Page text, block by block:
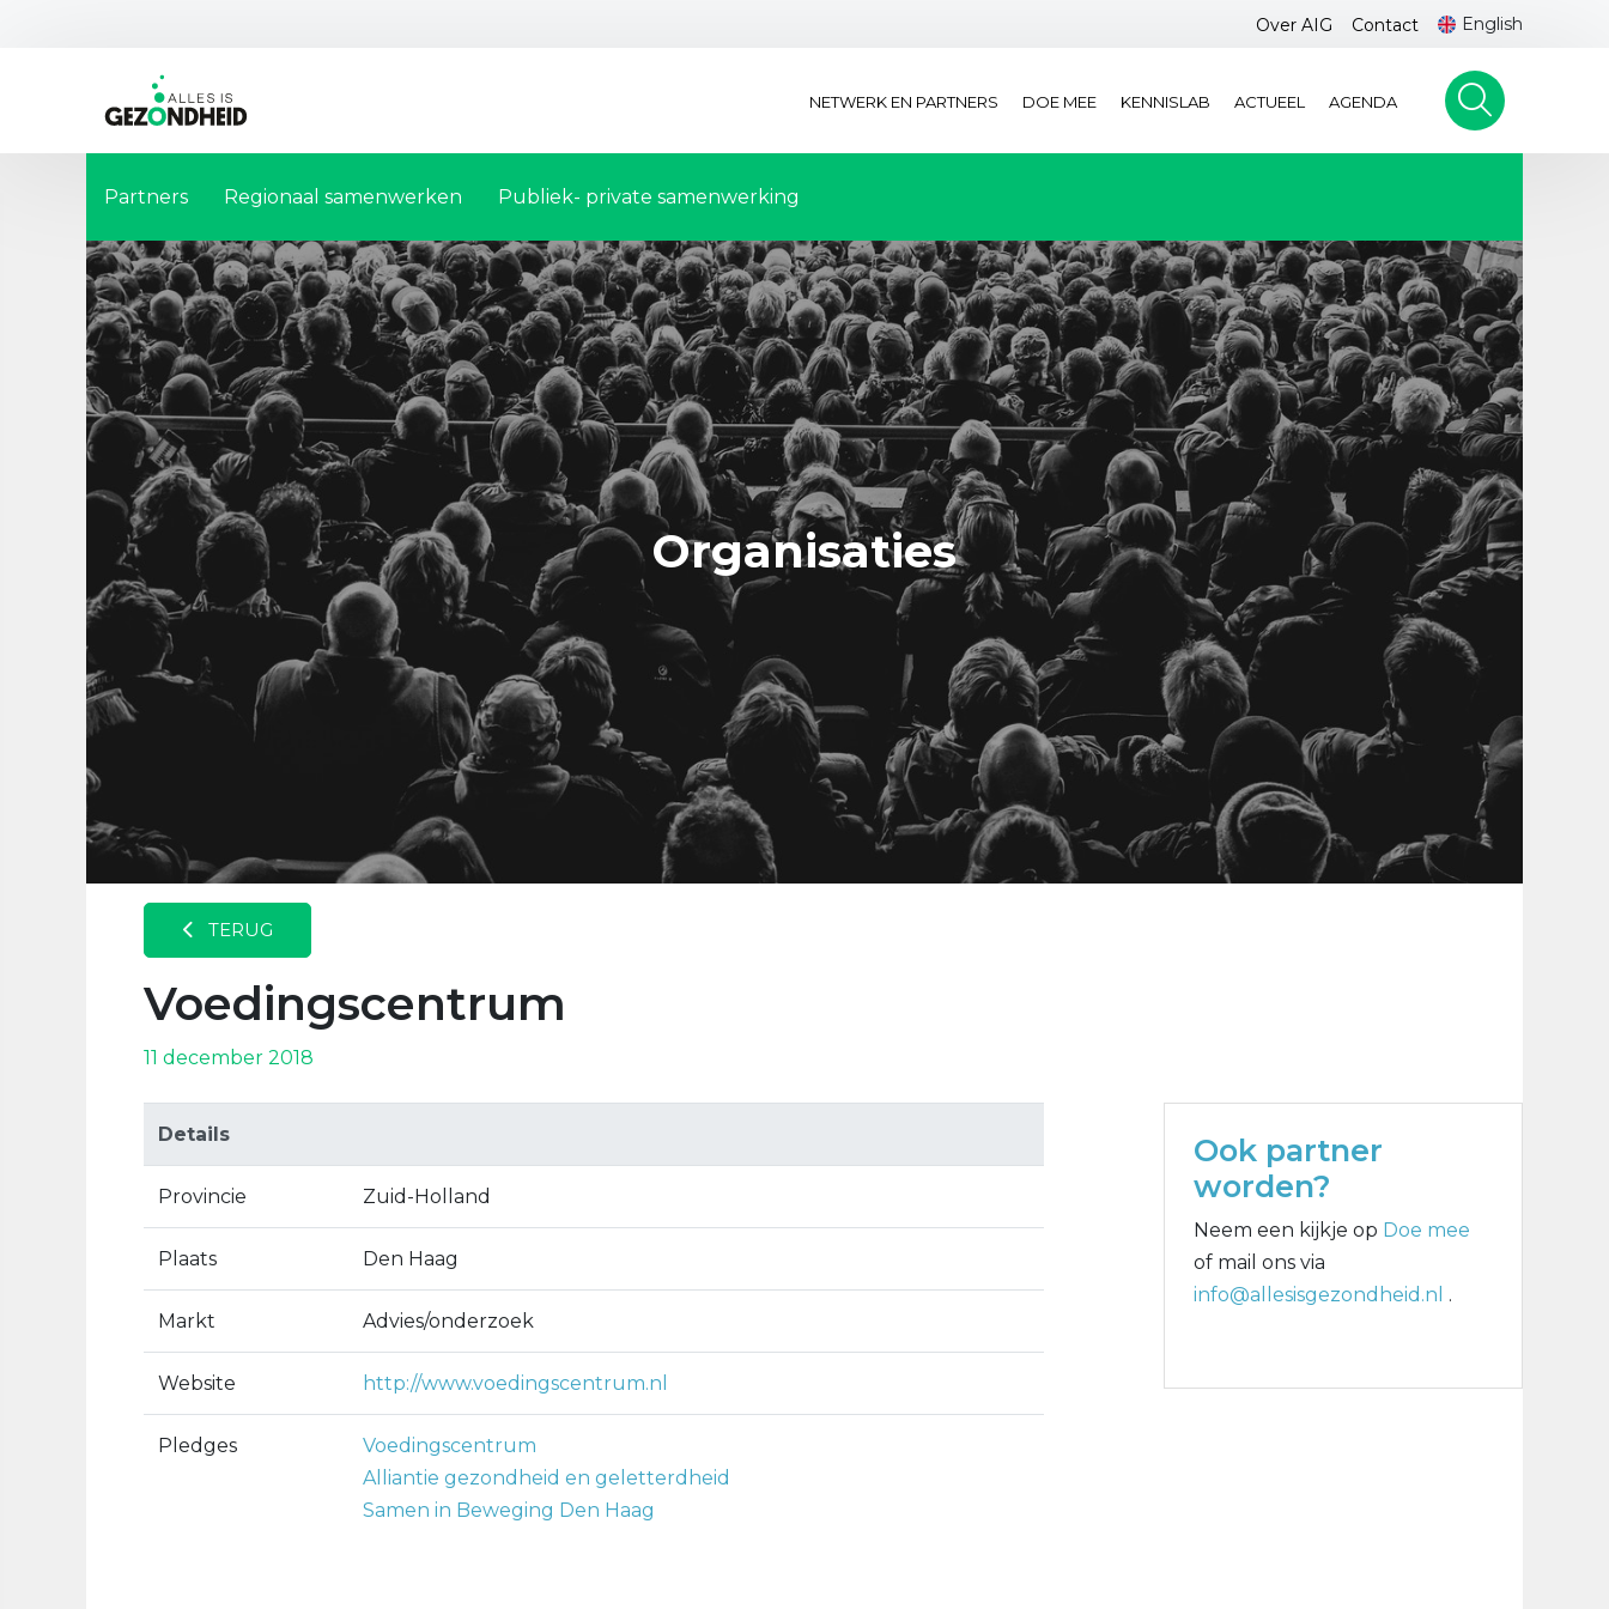
Over AIG Contact English
NETWERK EN PARTNERS DOE MEE KENNISLAB ACTUEEL AGENDA
Partners Regionaal samenwerken Publiek- private samenwerking
Organisaties
TERUG
Voedingscentrum
11 december 2018
Details
Provincie Zuid-Holland
Plaats Den Haag
Markt Advies/onderzoek
Website http://www.voedingscentrum.nl
Pledges
Voedingscentrum
Alliantie gezondheid en geletterdheid
Samen in Beweging Den Haag
Ook partner
worden?
Neem een kijkje op Doe mee
of mail ons via
info@allesisgezondheid.nl .